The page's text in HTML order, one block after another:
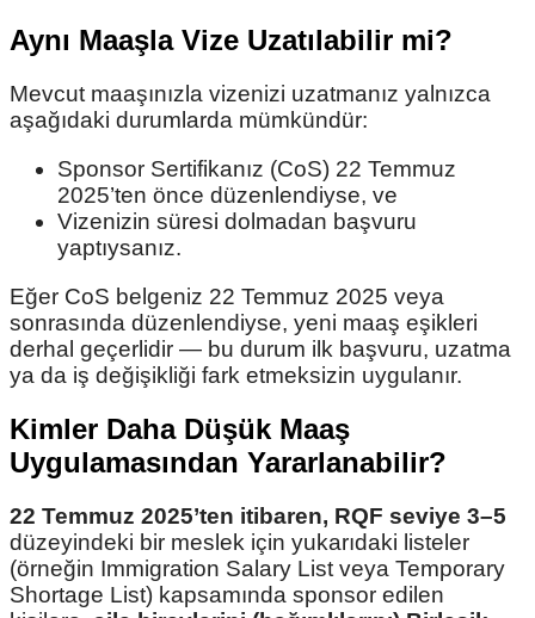
Aynı Maaşla Vize Uzatılabilir mi?
Mevcut maaşınızla vizenizi uzatmanız yalnızca
aşağıdaki durumlarda mümkündür:
Sponsor Sertifikanız (CoS) 22 Temmuz
2025’ten önce düzenlendiyse, ve
Vizenizin süresi dolmadan başvuru
yaptıysanız.
Eğer CoS belgeniz 22 Temmuz 2025 veya
sonrasında düzenlendiyse, yeni maaş eşikleri
derhal geçerlidir — bu durum ilk başvuru, uzatma
ya da iş değişikliği fark etmeksizin uygulanır.
Kimler Daha Düşük Maaş
Uygulamasından Yararlanabilir?
22 Temmuz 2025’ten itibaren, RQF seviye 3–5
düzeyindeki bir meslek için yukarıdaki listeler
(örneğin Immigration Salary List veya Temporary
Shortage List) kapsamında sponsor edilen